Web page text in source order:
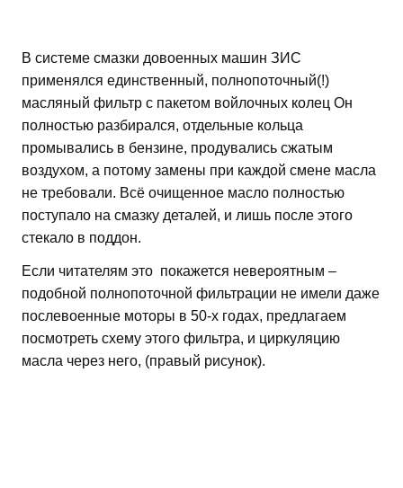
В системе смазки довоенных машин ЗИС
применялся единственный, полнопоточный(!)
масляный фильтр с пакетом войлочных колец Он
полностью разбирался, отдельные кольца
промывались в бензине, продувались сжатым
воздухом, а потому замены при каждой смене масла
не требовали. Всё очищенное масло полностью
поступало на смазку деталей, и лишь после этого
стекало в поддон.
Если читателям это покажется невероятным –
подобной полнопоточной фильтрации не имели даже
послевоенные моторы в 50-х годах, предлагаем
посмотреть схему этого фильтра, и циркуляцию
масла через него, (правый рисунок).